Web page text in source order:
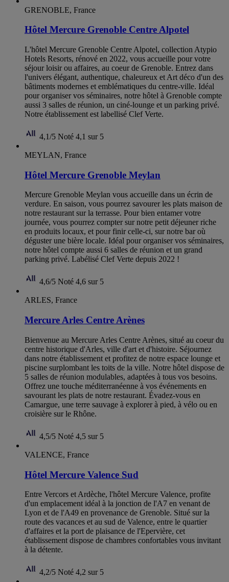
GRENOBLE, France
Hôtel Mercure Grenoble Centre Alpotel
L'hôtel Mercure Grenoble Centre Alpotel, collection Atypio
Hotels Resorts, rénové en 2022, vous accueille pour votre
séjour loisir ou affaires, au coeur de Grenoble. Entrez dans
l'univers élégant, authentique, chaleureux et Art déco d'un des
bâtiments modernes et emblématiques du centre-ville. Idéal
pour organiser vos séminaires, notre hôtel à Grenoble compte
aussi 3 salles de réunion, un ciné-lounge et un parking privé.
Notre établissement est labellisé Clef Verte.
4,1/5 Noté 4,1 sur 5
MEYLAN, France
Hôtel Mercure Grenoble Meylan
Mercure Grenoble Meylan vous accueille dans un écrin de
verdure. En saison, vous pourrez savourer les plats maison de
notre restaurant sur la terrasse. Pour bien entamer votre
journée, vous pourrez compter sur notre petit déjeuner riche
en produits locaux, et pour finir celle-ci, sur notre bar où
déguster une bière locale. Idéal pour organiser vos séminaires,
notre hôtel compte aussi 6 salles de réunion et un grand
parking privé. Labélisé Clef Verte depuis 2022 !
4,6/5 Noté 4,6 sur 5
ARLES, France
Mercure Arles Centre Arènes
Bienvenue au Mercure Arles Centre Arènes, situé au coeur du
centre historique d'Arles, ville d'art et d'histoire. Séjournez
dans notre établissement et profitez de notre espace lounge et
piscine surplombant les toits de la ville. Notre hôtel dispose de
5 salles de réunion modulables, adaptées à tous vos besoins.
Offrez une touche méditerranéenne à vos événements en
savourant les plats de notre restaurant. Évadez-vous en
Camargue, une terre sauvage à explorer à pied, à vélo ou en
croisière sur le Rhône.
4,5/5 Noté 4,5 sur 5
VALENCE, France
Hôtel Mercure Valence Sud
Entre Vercors et Ardèche, l'hôtel Mercure Valence, profite
d'un emplacement idéal à la jonction de l'A7 en venant de
Lyon et de l'A49 en provenance de Grenoble. Situé sur la
route des vacances et au sud de Valence, entre le quartier
d'affaires et la port de plaisance de l'Epervière, cet
établissement dispose de chambres confortables vous invitant
à la détente.
4,2/5 Noté 4,2 sur 5